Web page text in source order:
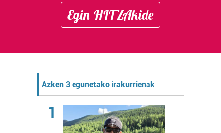
Egin HITZAkide
Azken 3 egunetako irakurrienak
1